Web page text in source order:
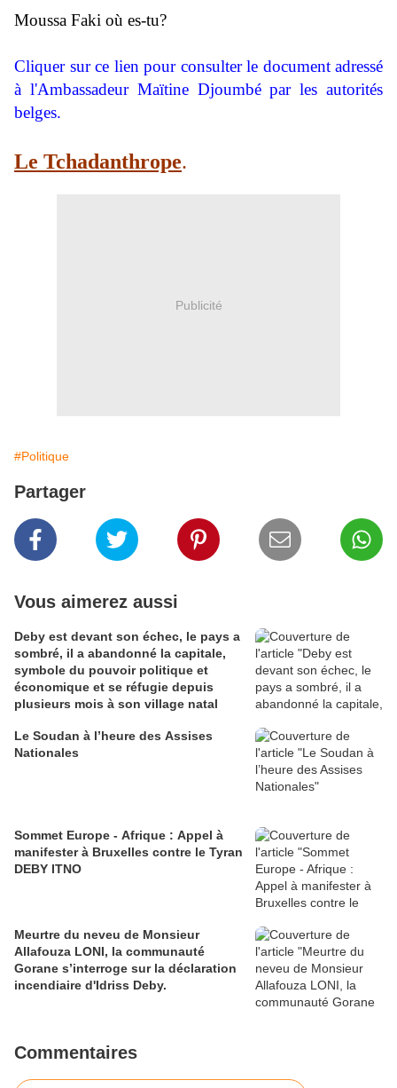
Moussa Faki où es-tu?
Cliquer sur ce lien pour consulter le document adressé
à l'Ambassadeur Maïtine Djoumbé par les autorités
belges.
Le Tchadanthrope.
Publicité
#Politique
Partager
Vous aimerez aussi
Deby est devant son échec, le pays a
sombré, il a abandonné la capitale,
symbole du pouvoir politique et
économique et se réfugie depuis
plusieurs mois à son village natal
Le Soudan à l’heure des Assises
Nationales
Sommet Europe - Afrique : Appel à
manifester à Bruxelles contre le Tyran
DEBY ITNO
Meurtre du neveu de Monsieur
Allafouza LONI, la communauté
Gorane s’interroge sur la déclaration
incendiaire d'Idriss Deby.
Commentaires